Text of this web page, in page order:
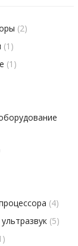
(2)
(1)
(1)
(4)
(5)